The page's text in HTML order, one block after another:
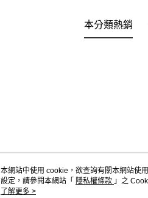
本分類熱銷
關
本網站中使用 cookie，欲查詢有關本網站使
設定，請參閱本網站「 隱私權條款 」之
使用 cookie。
了解更多 >